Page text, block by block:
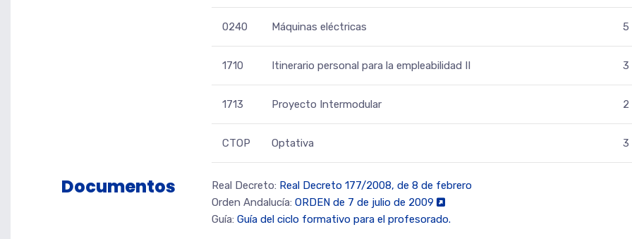
0240 Máquinas eléctricas 5
1710 Itinerario personal para la empleabilidad II 3
1713 Proyecto Intermodular 2
CTOP Optativa 3
Documentos Real Decreto: Real Decreto 177/2008, de 8 de febrero
Orden Andalucía: ORDEN de 7 de julio de 2009
Guía: Guía del ciclo formativo para el profesorado.